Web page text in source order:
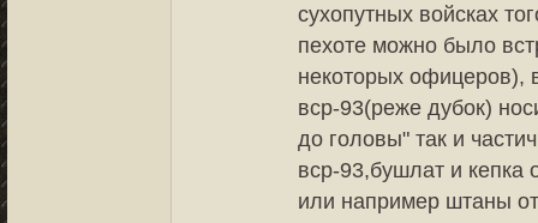
сухопутных войсках
пехоте можно было
некоторых офицеров),
вср-93(реже дубок)
до головы" так и
вср-93,бушлат и кепка
или например штаны